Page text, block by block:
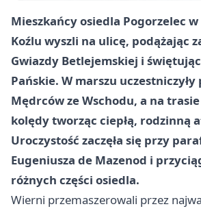
Mieszkańcy osiedla Pogorzelec
Koźlu wyszli na ulicę, podążając
Gwiazdy Betlejemskiej i
Pańskie. W marszu uczestniczyły
Mędrców ze Wschodu, a na
kolędy tworząc ciepłą, rodzinną
Uroczystość zaczęła się przy
Eugeniusza de Mazenod i
różnych części osiedla.
Wierni przemaszerowali przez